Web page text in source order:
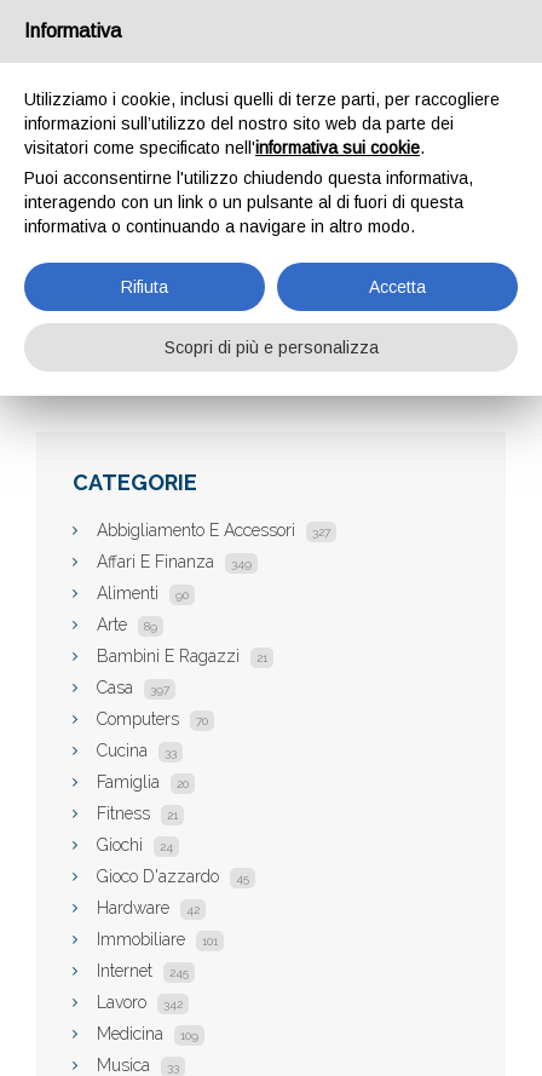
EVERGREEN SRL
Aziende Evergreen srl
CATEGORIE
Abbigliamento E Accessori 327
Affari E Finanza 349
Alimenti 90
Arte 89
Bambini E Ragazzi 21
Casa 397
Computers 70
Cucina 33
Famiglia 20
Fitness 21
Giochi 24
Gioco D'azzardo 45
Hardware 42
Immobiliare 101
Internet 245
Lavoro 342
Medicina 109
Musica 33
Informativa
Utilizziamo i cookie, inclusi quelli di terze parti, per raccogliere
informazioni sull’utilizzo del nostro sito web da parte dei
visitatori come specificato nell'informativa sui cookie.
Puoi acconsentirne l'utilizzo chiudendo questa informativa,
interagendo con un link o un pulsante al di fuori di questa
informativa o continuando a navigare in altro modo.
Rifiuta Accetta
Scopri di più e personalizza